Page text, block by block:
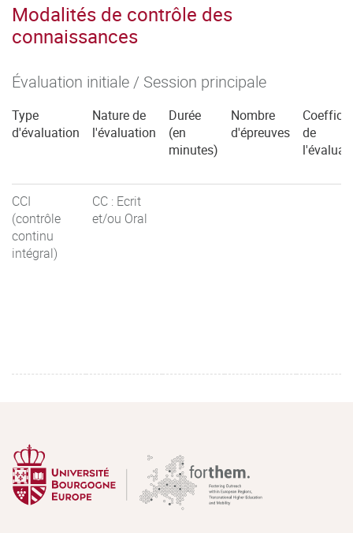
Modalités de contrôle des
connaissances
Évaluation initiale / Session principale
Type
d'évaluation
Nature de
l'évaluation
Durée
(en
minutes)
Nombre
d'épreuves
de
CCI
(contrôle
continu
intégral)
CC : Ecrit
et/ou Oral